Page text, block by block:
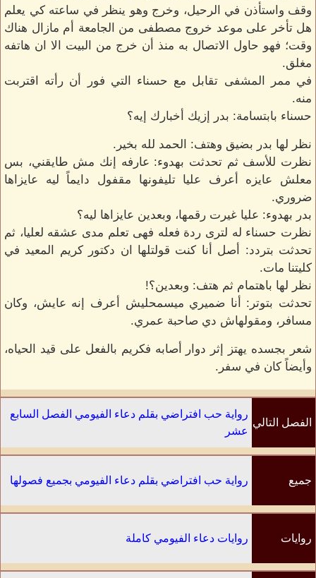
وقف واستأذن في الرحيل، وخرج وهو ينظر في ساعته كي يعلم
هل تأخر على موعد خروج مصطفى من الجامعة أم مازال هناك
وقت؛ فهو حاول الاتصال به منذ أن خرج من البيت الا ان هاتفه
مغلق.
في ممر المشفى تقابل مع حسناء التي فور أن رأته اقتربت
منه.
حسناء بابتسامة: بدر إزيك أخبارك إيه؟
نظر لها بدر بضيق وهتف: الحمد لله بخير.
نظرت للأسف ثم تحدثت بهدوء: عارفه إنك مش طايقني، بس
معلش عايزه أعرف عليا تليفونها مقفول دايماً ليه عايزاها
ضروري.
بدر بهدوء: عليا غيرت رقمها، وبعدين عايزاها ليه؟
نظرت حسناء له لترى ردة فعله فهى تعلم مدى عشقه لعليا، ثم
تحدثت بتردد: أصل أنا كنت قولتلها ان دكتور كريم المعيد في
كليتنا مات.
نظر لها باهتمام ثم هتف: وبعدين؟!
تحدثت بتوتر: أنا ضميري ميسمحليش أعرف إنه عايش، وكان
مسافر، ومقولهاش دي صاحبة عمري.
شعر بجسده يهتز إثر دوار أصابه فكريم بالفعل على قيد الحياه،
وأيضاً كان في سفر.
الفصل التالي
رواية حب افتراضي بقلم دعاء الفيومي الفصل السابع
عشر
جميع رواية حب افتراضي بقلم دعاء الفيومي بجميع فصولها
روايات روايات دعاء الفيومي كاملة